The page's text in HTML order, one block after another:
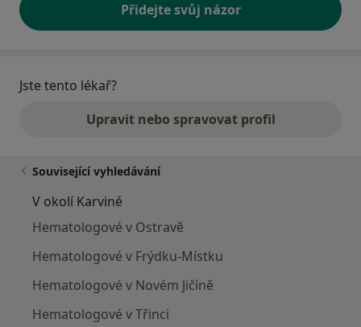
Přidejte svůj názor
Jste tento lékař?
Upravit nebo spravovat profil
Související vyhledávání
V okolí Karviné
Hematologové v Ostravě
Hematologové v Frýdku-Místku
Hematologové v Novém Jičíně
Hematologové v Třinci